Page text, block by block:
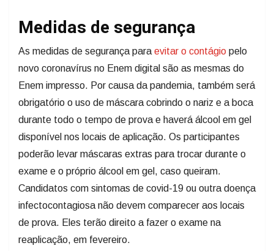
Medidas de segurança
As medidas de segurança paraevitar o contágio pelo
novo coronavírus no Enem digital são as mesmas do
Enem impresso. Por causa da pandemia, também será
obrigatório o uso de máscara cobrindo o nariz e a boca
durante todo o tempo de prova e haverá álcool em gel
disponível nos locais de aplicação. Os participantes
poderão levar máscaras extras para trocar durante o
exame e o próprio álcool em gel, caso queiram.
Candidatos com sintomas de covid-19 ou outra doença
infectocontagiosa não devem comparecer aos locais
de prova. Eles terão direito a fazer o exame na
reaplicação, em fevereiro.